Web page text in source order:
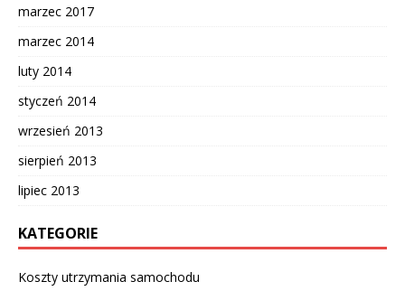
marzec 2017
marzec 2014
luty 2014
styczeń 2014
wrzesień 2013
sierpień 2013
lipiec 2013
KATEGORIE
Koszty utrzymania samochodu